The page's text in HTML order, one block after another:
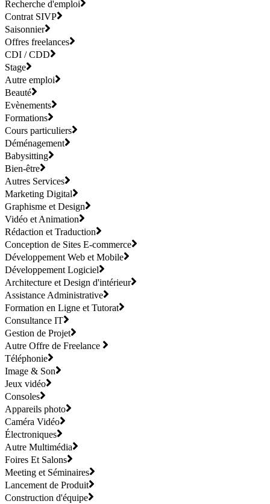
Recherche d'emploi
Contrat SIVP
Saisonnier
Offres freelances
CDI / CDD
Stage
Autre emploi
Beauté
Evènements
Formations
Cours particuliers
Déménagement
Babysitting
Bien-être
Autres Services
Marketing Digital
Graphisme et Design
Vidéo et Animation
Rédaction et Traduction
Conception de Sites E-commerce
Développement Web et Mobile
Développement Logiciel
Architecture et Design d'intérieur
Assistance Administrative
Formation en Ligne et Tutorat
Consultance IT
Gestion de Projet
Autre Offre de Freelance
Téléphonie
Image & Son
Jeux vidéo
Consoles
Appareils photo
Caméra Vidéo
Électroniques
Autre Multimédia
Foires Et Salons
Meeting et Séminaires
Lancement de Produit
Construction d'équipe